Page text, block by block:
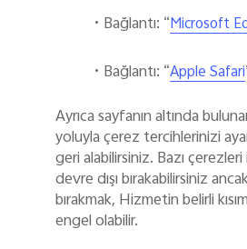
• Bağlantı: “Microsoft
• Bağlantı: “Apple Safari
Ayrıca sayfanın altında
yoluyla çerez tercihlerinizi
geri alabilirsiniz. Bazı
devre dışı bırakabilirsiniz
bırakmak, Hizmetin belirli
engel olabilir.